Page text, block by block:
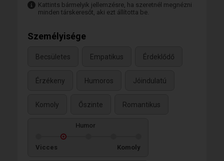
Kattints bármelyik jellemzésre, ha szeretnél megnézni
minden társkeresőt, aki ezt állította be.
Személyisége
Becsületes Empatikus Érdeklődő
Érzékeny Humoros Jóindulatú
Komoly Őszinte Romantikus
Humor
Vicces Komoly